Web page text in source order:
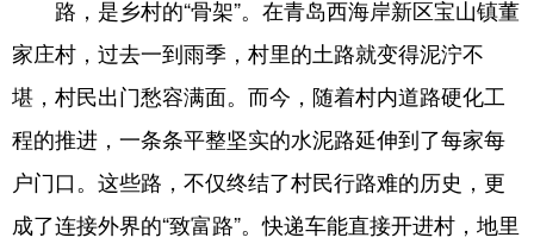
路，是乡村的“骨架”。在青岛西海岸新区宝山镇董
家庄村，过去一到雨季，村里的土路就变得泥泞不
堪，村民出门愁容满面。而今，随着村内道路硬化工
程的推进，一条条平整坚实的水泥路延伸到了每家每
户门口。这些路，不仅终结了村民行路难的历史，更
成了连接外界的“致富路”。快递车能直接开进村，地里